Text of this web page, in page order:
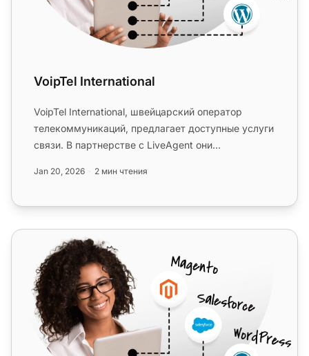
VoipTel International
VoipTel International, швейцарский оператор
телекоммуникаций, предлагает доступные услуги
связи. В партнерстве с LiveAgent они
Jan 20, 2026 2 мин чтения
CloudItalia